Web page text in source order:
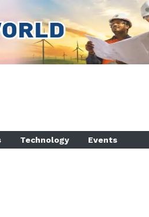
Technology Events